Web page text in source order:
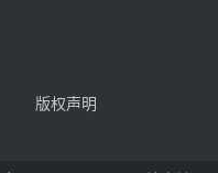
版权声明